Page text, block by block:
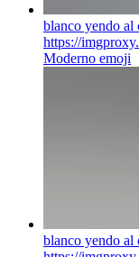
blanco yendo al
https://
Moderno emoji
blanco yendo al